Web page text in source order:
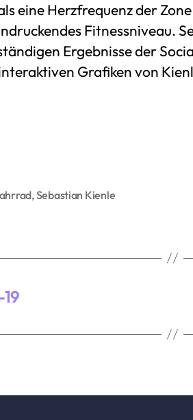
eine Herzfrequenz der
Fitnessniveau.
Ergebnisse der
Grafiken von
,Sebastian Kienle